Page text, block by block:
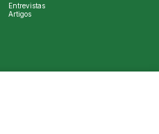
Entrevistas
Artigos